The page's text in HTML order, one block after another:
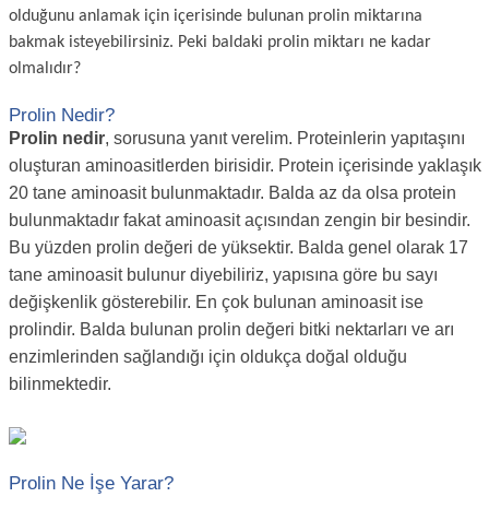
olduğunu anlamak için içerisinde bulunan prolin miktarına
bakmak isteyebilirsiniz. Peki baldaki prolin miktarı ne kadar
olmalıdır?
Prolin Nedir?
Prolin nedir, sorusuna yanıt verelim. Proteinlerin yapıtaşını
oluşturan aminoasitlerden birisidir. Protein içerisinde yaklaşık
20 tane aminoasit bulunmaktadır. Balda az da olsa protein
bulunmaktadır fakat aminoasit açısından zengin bir besindir.
Bu yüzden prolin değeri de yüksektir. Balda genel olarak 17
tane aminoasit bulunur diyebiliriz, yapısına göre bu sayı
değişkenlik gösterebilir. En çok bulunan aminoasit ise
prolindir. Balda bulunan prolin değeri bitki nektarları ve arı
enzimlerinden sağlandığı için oldukça doğal olduğu
bilinmektedir.
Prolin Ne İşe Yarar?